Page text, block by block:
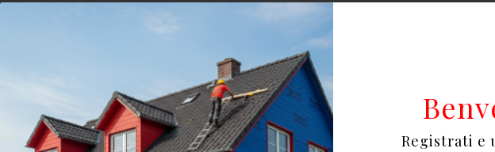
Favorisce una maggiore aderenza dei successivi strati di pittura o
utilizzato su diverse tipologie di superfici, inclusi intonaci,
Registrati e